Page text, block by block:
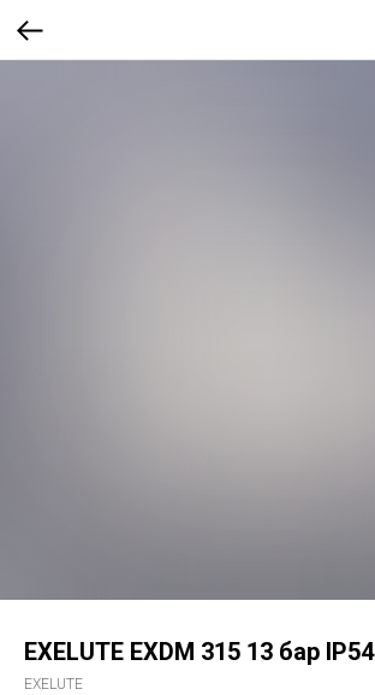
EXELUTE EXDM 315 13 бар IP54
EXELUTE